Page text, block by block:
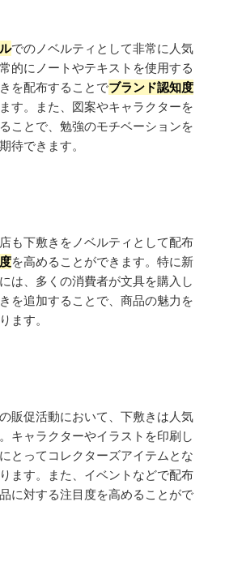
でのノベルティとして非常に人気
的にノートやテキストを使用する
を配布することでブランド認知度
す。また、図案やキャラクターを
ことで、勉強のモチベーションを
待できます。
も下敷きをノベルティとして配布
を高めることができます。特に新
は、多くの消費者が文具を購入し
を追加することで、商品の魅力を
ます。
の販促活動において、下敷きは人気
キャラクターやイラストを印刷し
とってコレクターズアイテムとな
ます。また、イベントなどで配布
に対する注目度を高めることがで